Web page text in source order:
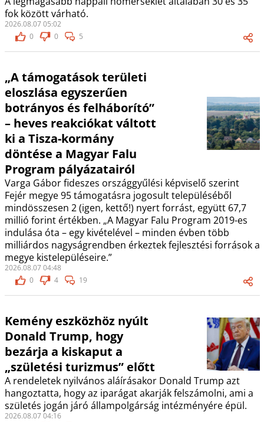
fok között várható.
2026.08.07 05:02
0
0 5
„A támogatások területi
eloszlása egyszerűen
botrányos és felháborító”
– heves reakciókat váltott
ki a Tisza-kormány
döntése a Magyar Falu
Program pályázatairól
Varga Gábor fideszes országgyűlési képviselő szerint
Fejér megye 95 támogatásra jogosult településéből
mindösszesen 2 (igen, kettő!) nyert forrást, együtt 67,7
millió forint értékben. „A Magyar Falu Program 2019-es
indulása óta – egy kivételével – minden évben több
milliárdos nagyságrendben érkeztek fejlesztési források a
megye kistelepüléseire.”
2026.08.07 04:48
0
4 19
Kemény eszközhöz nyúlt
Donald Trump, hogy
bezárja a kiskaput a
„születési turizmus” előtt
A rendeletek nyilvános aláírásakor Donald Trump azt
hangoztatta, hogy az iparágat akarják felszámolni, ami a
születés jogán járó állampolgárság intézményére épül.
2026.08.07 04:16